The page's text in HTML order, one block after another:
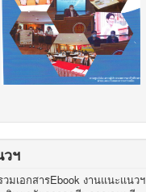
ฯ
วมเอกสารEbook งานแนะแนวฯ